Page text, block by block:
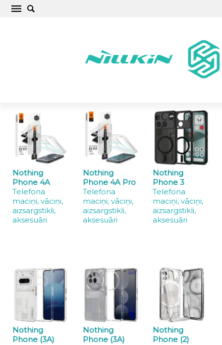
Nothing Phone vāciņi, maciņi un aizsargstikli
Nothing
Phone 4A
Telefona
maciņi, vāciņi,
aizsargstikli,
aksesuāri
Nothing
Phone 4A Pro
Telefona
maciņi, vāciņi,
aizsargstikli,
aksesuāri
Nothing
Phone 3
Telefona
maciņi, vāciņi,
aizsargstikli,
aksesuāri
Nothing
Phone (3A)
Nothing
Phone (3A)
Nothing
Phone (2)